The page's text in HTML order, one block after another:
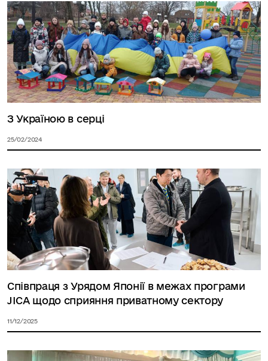
З Україною в серці
25/02/2024
Співпраця з Урядом Японії в межах програми
JICA щодо сприяння приватному сектору
11/12/2025